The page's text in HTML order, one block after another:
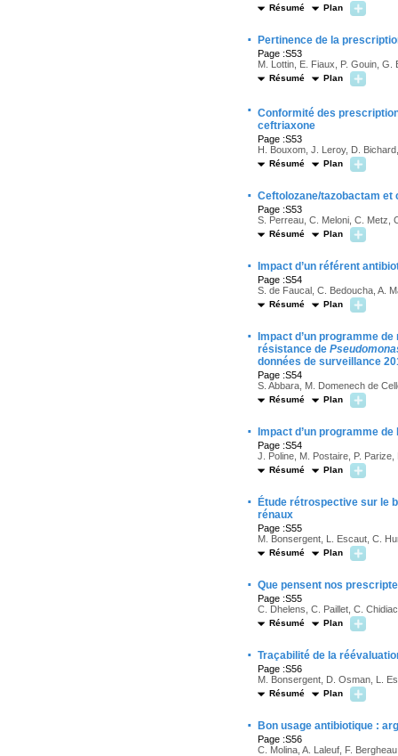
Résumé Plan
· Pertinence de la
Page :S53
M. Lottin, E. Fiaux, P. Gouin,
Résumé Plan
· Conformité des
ceftriaxone
Page :S53
H. Bouxom, J. Leroy, D.
Résumé Plan
· Ceftolozane/tazobactam et
Page :S53
S. Perreau, C. Meloni, C. Metz,
Résumé Plan
· Impact d’un référent
Page :S54
S. de Faucal, C. Bedoucha, A.
Résumé Plan
·
Impact d’un programme
résistance de
données de surveillance
Page :S54
S. Abbara, M. Domenech de
Résumé Plan
· Impact d’un programme
Page :S54
J. Poline, M. Postaire, P.
Résumé Plan
·
Étude rétrospective sur le
rénaux
Page :S55
M. Bonsergent, L. Escaut, C.
Résumé Plan
· Que pensent nos
Page :S55
C. Dhelens, C. Paillet, C.
Résumé Plan
· Traçabilité de la
Page :S56
M. Bonsergent, D. Osman, L.
Résumé Plan
· Bon usage antibiotique :
Page :S56
C. Molina, A. Laleuf, F. Bergheau